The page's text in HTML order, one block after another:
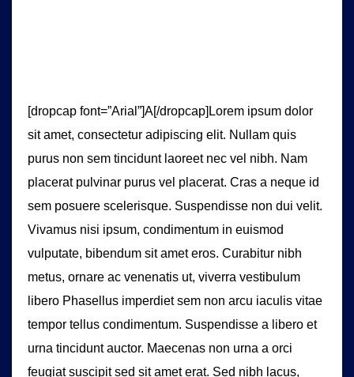
[dropcap font=”Arial”]A[/dropcap]Lorem ipsum dolor
sit amet, consectetur adipiscing elit. Nullam quis
purus non sem tincidunt laoreet nec vel nibh. Nam
placerat pulvinar purus vel placerat. Cras a neque id
sem posuere scelerisque. Suspendisse non dui velit.
Vivamus nisi ipsum, condimentum in euismod
vulputate, bibendum sit amet eros. Curabitur nibh
metus, ornare ac venenatis ut, viverra vestibulum
libero Phasellus imperdiet sem non arcu iaculis vitae
tempor tellus condimentum. Suspendisse a libero et
urna tincidunt auctor. Maecenas non urna a orci
feugiat suscipit sed sit amet erat. Sed nibh lacus,